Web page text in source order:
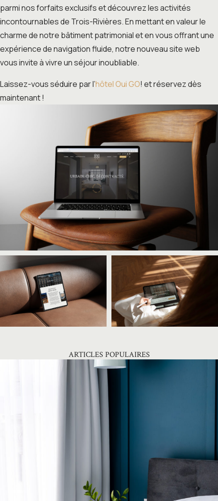
parmi nos forfaits exclusifs et découvrez les activités
incontournables de Trois-Rivières. En mettant en valeur le
charme de notre bâtiment patrimonial et en vous offrant une
expérience de navigation fluide, notre nouveau site web
vous invite à vivre un séjour inoubliable.
Laissez-vous séduire par l’hôtel Oui GO! et réservez dès
maintenant !
ARTICLES POPULAIRES